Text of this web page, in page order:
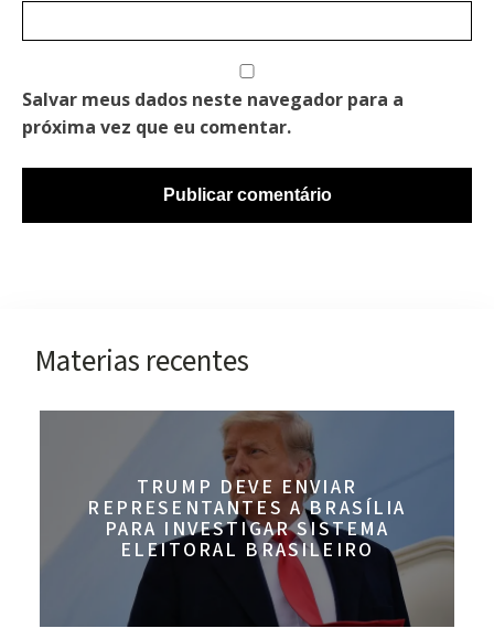
Salvar meus dados neste navegador para a
próxima vez que eu comentar.
Materias recentes
TRUMP DEVE ENVIAR
REPRESENTANTES A BRASÍLIA
PARA INVESTIGAR SISTEMA
ELEITORAL BRASILEIRO